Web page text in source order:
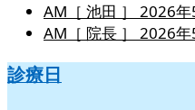
AM［ 池田 ］ 2026年
AM［ 院長 ］ 2026年
診療日